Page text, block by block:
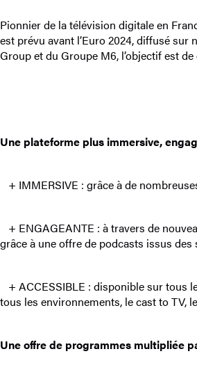
Pionnier de la télévision digitale en
est prévu avant l’Euro 2024, diffusé
Group et du Groupe M6, l’objectif est
Une plateforme plus immersive,
+ IMMERSIVE : grâce à de
+ ENGAGEANTE : à travers de
grâce à une offre de podcasts issus
+ ACCESSIBLE : disponible sur tous
tous les environnements, le cast to TV,
Une offre de programmes multipliée